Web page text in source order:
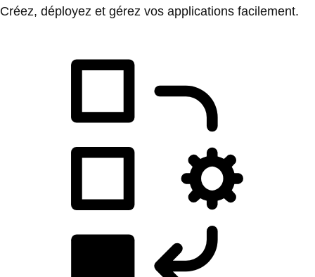
Créez, déployez et gérez vos applications facilement.